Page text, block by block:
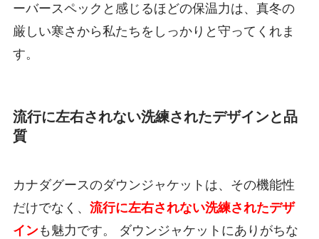
ーバースペックと感じるほどの保温力は、真冬の
厳しい寒さから私たちをしっかりと守ってくれま
す。
流行に左右されない洗練されたデザインと品
質
カナダグースのダウンジャケットは、その機能性
だけでなく、 流行に左右されない洗練されたデザ
インも魅力です。 ダウンジャケットにありがちな